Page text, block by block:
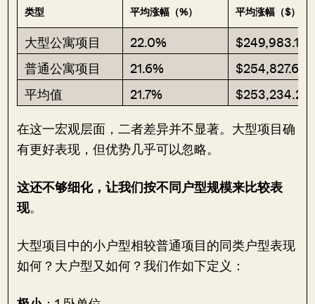
类型 平均涨幅（%） 平均涨幅（$）
大型公寓项目 22.0%
$249,983.1
普通公寓项目
21.6%
$254,827.6
平均值
21.7%
$253,234.2
在这一宏观层面，二者差异并不显著。大型项目确
有更好表现，但优势几乎可以忽略。
这还不够细化，让我们按不同户型规模来比较表
现。
大型项目中的小户型相较普通项目的同类户型表现
如何？大户型又如何？我们作如下定义：